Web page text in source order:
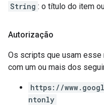
String : o título do item
Autorização
Os scripts que usam
com um ou mais dos
https://
ntonly